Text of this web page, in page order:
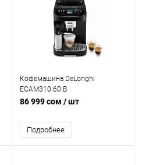
Кофемашина DeLonghi
ECAM310.60.B
86 999 сом / шт
Подробнее